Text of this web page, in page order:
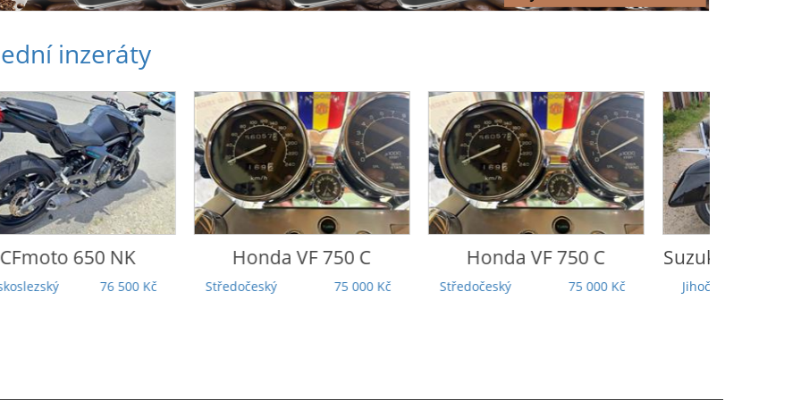
inzeráty
CFmoto650 NK
76 500 Kč
HondaVF 750 C
Středočeský 75 000 Kč
HondaVF 750 C
Středočeský 75 000 Kč
Suzuki
Jihočeský